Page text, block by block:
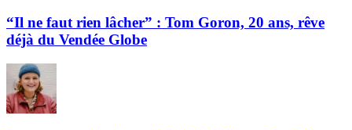
“Il ne faut rien lâcher” : Tom Goron, 20 ans, rêve
déjà du Vendée Globe